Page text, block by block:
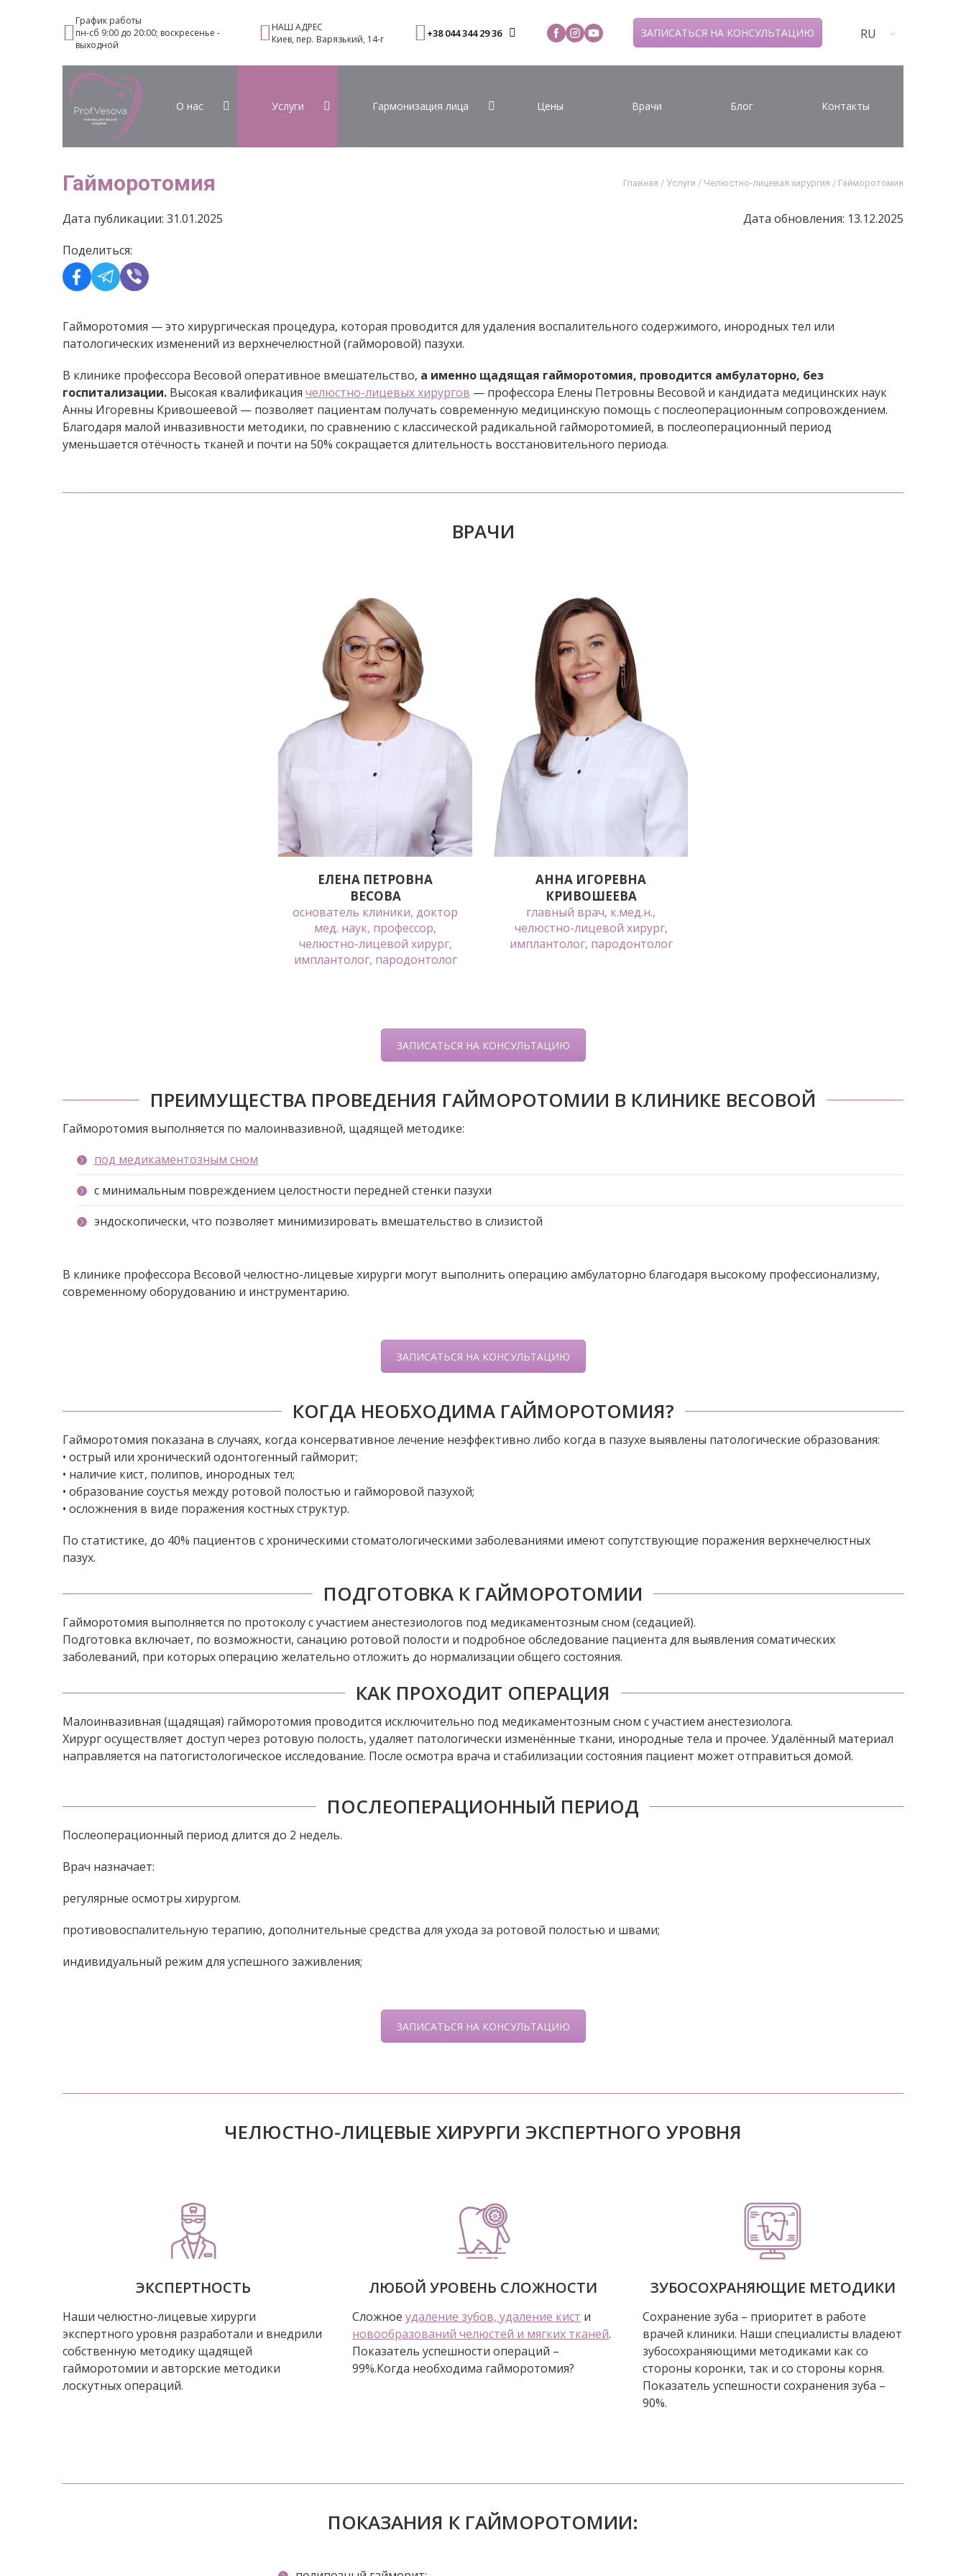
График работы
пн-сб 9:00 до 20:00; воскресенье -
выходной
НАШ АДРЕС
Киев, пер. Варязький, 14-г
+38 044 344 29 36 ЗАПИСАТЬСЯ НА КОНСУЛЬТАЦИЮ RU
О нас Услуги Гармонизация лица Цены Врачи Блог Контакты
Гайморотомия Главная / Услуги / Челюстно-лицевая хирургия / Гайморотомия
Дата публикации: 31.01.2025
Дата обновления: 13.12.2025
Поделиться:
Гайморотомия — это хирургическая процедура, которая проводится для удаления воспалительного содержимого, инородных тел или
патологических изменений из верхнечелюстной (гайморовой) пазухи.
В клинике профессора Весовой оперативное вмешательство, а именно щадящая гайморотомия, проводится амбулаторно, без
госпитализации. Высокая квалификация челюстно-лицевых хирургов — профессора Елены Петровны Весовой и кандидата медицинских наук
Анны Игоревны Кривошеевой — позволяет пациентам получать современную медицинскую помощь с послеоперационным сопровождением.
Благодаря малой инвазивности методики, по сравнению с классической радикальной гайморотомией, в послеоперационный период
уменьшается отёчность тканей и почти на 50% сокращается длительность восстановительного периода.
ВРАЧИ
ЕЛЕНА ПЕТРОВНА
ВЕСОВА
основатель клиники, доктор
мед. наук, профессор,
челюстно-лицевой хирург,
имплантолог, пародонтолог
АННА ИГОРЕВНА
КРИВОШЕЕВА
главный врач, к.мед.н.,
челюстно-лицевой хирург,
имплантолог, пародонтолог
ЗАПИСАТЬСЯ НА КОНСУЛЬТАЦИЮ
ПРЕИМУЩЕСТВА ПРОВЕДЕНИЯ ГАЙМОРОТОМИИ В КЛИНИКЕ ВЕСОВОЙ
Гайморотомия выполняется по малоинвазивной, щадящей методике:
под медикаментозным сном
с минимальным повреждением целостности передней стенки пазухи
эндоскопически, что позволяет минимизировать вмешательство в слизистой
В клинике профессора Вєсовой челюстно-лицевые хирурги могут выполнить операцию амбулаторно благодаря высокому профессионализму,
современному оборудованию и инструментарию.
ЗАПИСАТЬСЯ НА КОНСУЛЬТАЦИЮ
КОГДА НЕОБХОДИМА ГАЙМОРОТОМИЯ?
Гайморотомия показана в случаях, когда консервативное лечение неэффективно либо когда в пазухе выявлены патологические образования:
• острый или хронический одонтогенный гайморит;
• наличие кист, полипов, инородных тел;
• образование соустья между ротовой полостью и гайморовой пазухой;
• осложнения в виде поражения костных структур.
По статистике, до 40% пациентов с хроническими стоматологическими заболеваниями имеют сопутствующие поражения верхнечелюстных
пазух.
ПОДГОТОВКА К ГАЙМОРОТОМИИ
Гайморотомия выполняется по протоколу с участием анестезиологов под медикаментозным сном (седацией).
Подготовка включает, по возможности, санацию ротовой полости и подробное обследование пациента для выявления соматических
заболеваний, при которых операцию желательно отложить до нормализации общего состояния.
КАК ПРОХОДИТ ОПЕРАЦИЯ
Малоинвазивная (щадящая) гайморотомия проводится исключительно под медикаментозным сном с участием анестезиолога.
Хирург осуществляет доступ через ротовую полость, удаляет патологически изменённые ткани, инородные тела и прочее. Удалённый материал
направляется на патогистологическое исследование. После осмотра врача и стабилизации состояния пациент может отправиться домой.
ПОСЛЕОПЕРАЦИОННЫЙ ПЕРИОД
Послеоперационный период длится до 2 недель.
Врач назначает:
регулярные осмотры хирургом.
противовоспалительную терапию, дополнительные средства для ухода за ротовой полостью и швами;
индивидуальный режим для успешного заживления;
ЗАПИСАТЬСЯ НА КОНСУЛЬТАЦИЮ
ЧЕЛЮСТНО-ЛИЦЕВЫЕ ХИРУРГИ ЭКСПЕРТНОГО УРОВНЯ
ЭКСПЕРТНОСТЬ
Наши челюстно-лицевые хирурги
экспертного уровня разработали и внедрили
собственную методику щадящей
гайморотомии и авторские методики
лоскутных операций.
ЛЮБОЙ УРОВЕНЬ СЛОЖНОСТИ
Сложноеудаление зубов, удаление кист и
новообразований челюстей и мягких тканей.
Показатель успешности операций –
99%.Когда необходима гайморотомия?
ЗУБОСОХРАНЯЮЩИЕ МЕТОДИКИ
Сохранение зуба – приоритет в работе
врачей клиники. Наши специалисты владеют
зубосохраняющими методиками как со
стороны коронки, так и со стороны корня.
Показатель успешности сохранения зуба –
90%.
ПОКАЗАНИЯ К ГАЙМОРОТОМИИ: